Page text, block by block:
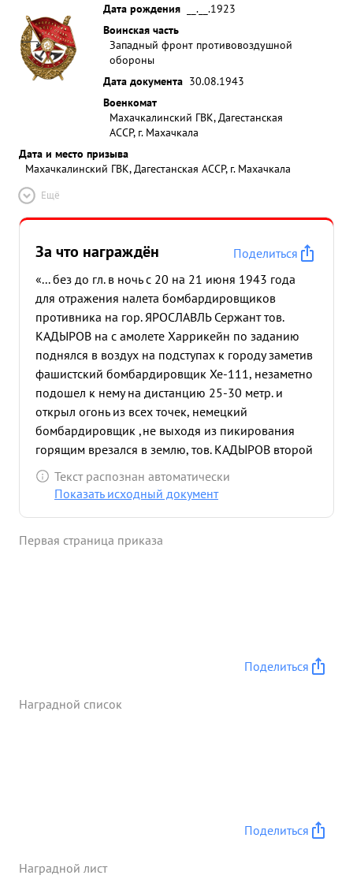
Дата рождения
__.__.1923
Воинская часть
Западный фронт противовоздушной
обороны
Дата документа 30.08.1943
Военкомат
Махачкалинский ГВК, Дагестанская
АССР, г. Махачкала
Дата и место призыва
Махачкалинский ГВК, Дагестанская АССР, г. Махачкала
Ещё
За что награждён
Поделиться
«... без до гл. в ночь с 20 на 21 июня 1943 года
для отражения налета бомбардировщиков
противника на гор. ЯРОСЛАВЛЬ Сержант тов.
КАДЫРОВ на с амолете Харрикейн по заданию
поднялся в воздух на подступах к городу заметив
фашистский бомбардировщик Хе-111, незаметно
подошел к нему на дистанцию 25-30 метр. и
открыл огонь из всех точек, немецкий
бомбардировщик ,не выходя из пикирования
горящим врезался в землю, тов. КАДЫРОВ второй
раз атаковал горящий самолет противника на
земле, самолет сгорел, экипаж противника
Текст распознан автоматически
Показать исходный документ
Первая страница приказа
Поделиться
Наградной список
Поделиться
Наградной лист